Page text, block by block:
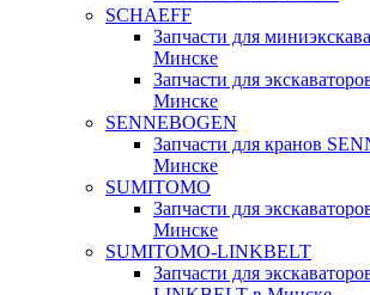
SCHAEFF
Запчасти для
Минске
Запчасти для
Минске
SENNEBOGEN
Запчасти для кранов
Минске
SUMITOMO
Запчасти для
Минске
SUMITOMO-LINKBELT
Запчасти для